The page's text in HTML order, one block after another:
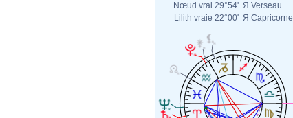
Nœud vrai 29°54' Я Verseau
Lilith vraie 22°00' Я Capricorne